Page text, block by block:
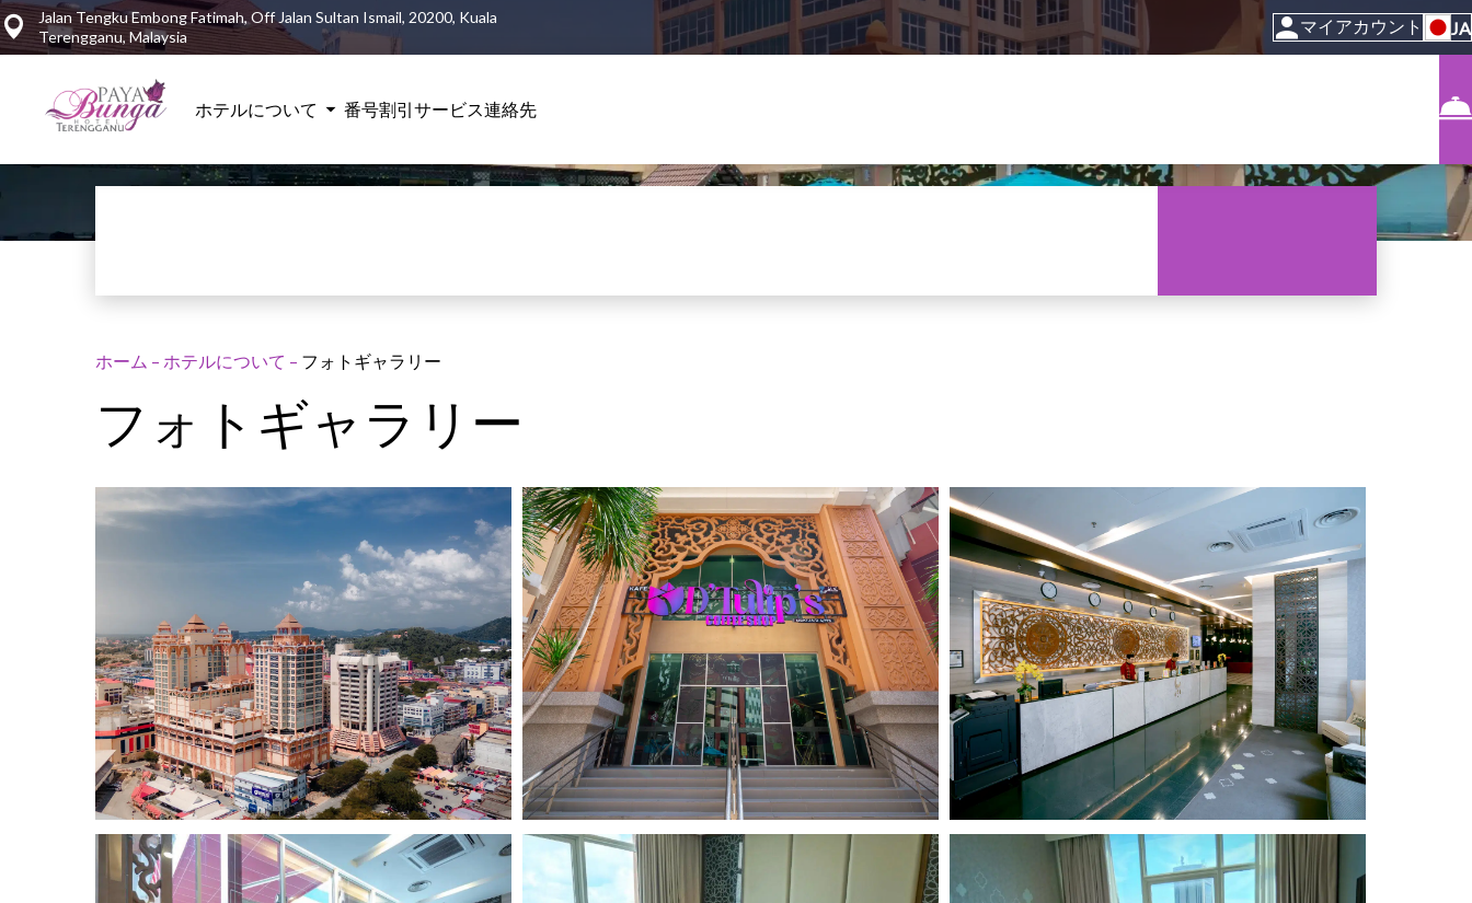
Jalan Tengku Embong Fatimah, Off Jalan Sultan Ismail, 20200, Kuala
Terengganu, Malaysia
マイアカウント JA
ホテルについて 番号割引サービス連絡先
ホーム – ホテルについて – フォトギャラリー
フォトギャラリー